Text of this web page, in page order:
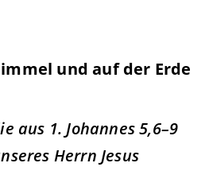
und auf der Erde
aus 1. Johannes 5,6–9
Herrn Jesus